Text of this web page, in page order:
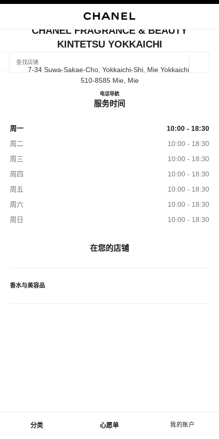
菜单 - 主导航
分类 心愿单 我的账户
查找销售店铺
相关建议会显示在此搜索栏下方
关闭精品店卡片 CHANEL FRAGRANCE & BEAUTY KINTETSU
CHANEL FRAGRANCE & BEAUTY
KINTETSU YOKKAICHI
7-34 Suwa-Sakae-Cho, Yokkaichi-Shi, Mie Yokkaichi,
510-8585 Mie, Mie
电话059-353-9485
导航CHANEL FRAGRANCE &
服务时间
周一
10:00 - 18:30
周二
10:00 - 18:30
周三
10:00 - 18:30
周四
10:00 - 18:30
周五
10:00 - 18:30
周六
10:00 - 18:30
周日
10:00 - 18:30
在您的店铺
香水与美容品
腕表与高级珠宝